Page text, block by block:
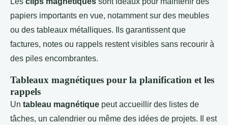
papiers importants en vue, notamment sur des meubles
ou des tableaux métalliques. Ils garantissent que
factures, notes ou rappels restent visibles sans recourir à
des piles encombrantes.
Tableaux magnétiques pour la planification et les
rappels
Un tableau magnétique peut accueillir des listes de
tâches, un calendrier ou même des idées de projets. Il est